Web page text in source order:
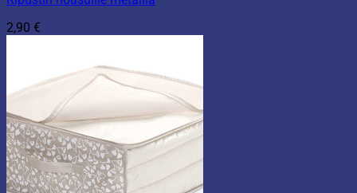
2,90 €